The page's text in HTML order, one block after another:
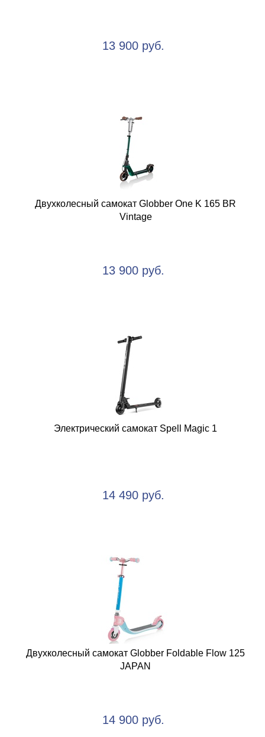
13 900 руб.
Двухколесный самокат Globber One K 165 BR
Vintage
13 900 руб.
Электрический самокат Spell Magic 1
14 490 руб.
Двухколесный самокат Globber Foldable Flow 125
JAPAN
14 900 руб.